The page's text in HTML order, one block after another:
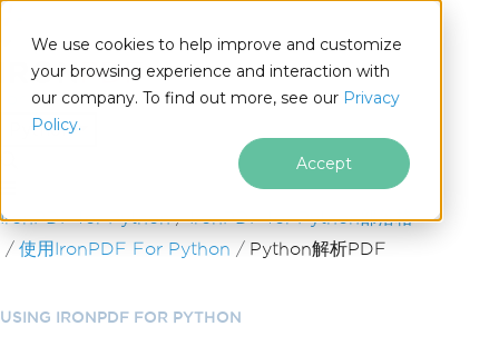
We use cookies to help improve and customize
your browsing experience and interaction with
our company. To find out more, see our Privacy
Policy.
Accept
Python
跳至頁尾內容
IronPDF for Python
IronPDF for Python部落格
使用IronPDF For Python
Python解析PDF
USING IRONPDF FOR PYTHON